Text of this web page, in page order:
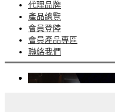
代理品牌
產品總覽
會員登陸
會員產品專區
聯絡我們